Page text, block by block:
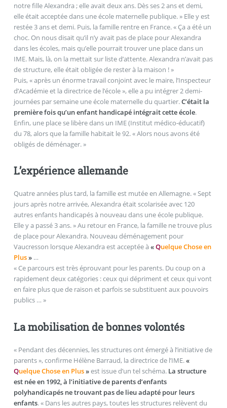
notre fille Alexandra ; elle avait deux ans. Dès ses 2 ans et demi,
elle était acceptée dans une école maternelle publique. » Elle y est
restée 3 ans et demi. Puis, la famille rentre en France. « Ça a été un
choc. On nous disait qu’il n’y avait pas de place pour Alexandra
dans les écoles, mais qu’elle pourrait trouver une place dans un
IME. Mais, là, on la mettait sur liste d’attente. Alexandra n’avait pas
de structure, elle était obligée de rester à la maison ! »
Puis, « après un énorme travail conjoint avec le maire, l’Inspecteur
d’Académie et la directrice de l’école », elle a pu intégrer 2 demi-
journées par semaine une école maternelle du quartier.C’était la
première fois qu’un enfant handicapé intégrait cette école.
Enfin, une place se libère dans un IME (Institut médico-éducatif)
du 78, alors que la famille habitait le 92. « Alors nous avons été
obligés de déménager. »
L’expérience allemande
Quatre années plus tard, la famille est mutée en Allemagne. « Sept
jours après notre arrivée, Alexandra était scolarisée avec 120
autres enfants handicapés à nouveau dans une école publique.
Elle y a passé 3 ans. » Au retour en France, la famille ne trouve plus
de place pour Alexandra. Nouveau déménagement pour
Vaucresson lorsque Alexandra est acceptée à «Quelque Chose en
Plus» …
« Ce parcours est très éprouvant pour les parents. Du coup on a
rapidement deux catégories : ceux qui dépriment et ceux qui vont
en faire plus que de raison et parfois se substituent aux pouvoirs
publics … »
La mobilisation de bonnes volontés
« Pendant des décennies, les structures ont émergé à l’initiative de
parents », confirme Hélène Barraud, la directrice de l’IME.«
Quelque Chose en Plus»est issue d’un tel schéma.La structure
est née en 1992, à l’initiative de parents d’enfants
polyhandicapés ne trouvant pas de lieu adapté pour leurs
enfants. « Dans les autres pays, toutes les structures relèvent du